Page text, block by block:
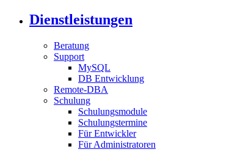
Dienstleistungen
Beratung
Support
MySQL
DB Entwicklung
Remote-DBA
Schulung
Schulungsmodule
Schulungstermine
Für Entwickler
Für Administratoren